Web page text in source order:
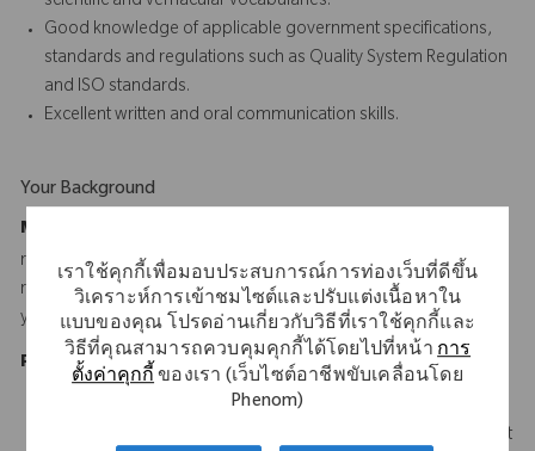
เราใช้คุกกี้เพื่อมอบประสบการณ์การท่องเว็บที่ดีขึ้น
วิเคราะห์การเข้าชมไซต์และปรับแต่งเนื้อหาใน
แบบของคุณ โปรดอ่านเกี่ยวกับวิธีที่เราใช้คุกกี้และ
วิธีที่คุณสามารถควบคุมคุกกี้ได้โดยไปที่หน้าการ
ตั้งค่าคุกกี้ของเรา (เว็บไซต์อาชีพขับเคลื่อนโดย
Phenom)
Good knowledge of applicable government specifications,
standards and regulations such as Quality System Regulation
and ISO standards.
Excellent written and oral communication skills.
Your Background
Minimum Requirements:
relevant experience, or Associate's Degree and 6 years of
relevant experience, or High School Diploma or Equivalent and 8
years of relevant experience
Preferred Experience:
B.S. in Engineering, Technology, Science or Business
6-8 years related experience with 3 to 5 years of management